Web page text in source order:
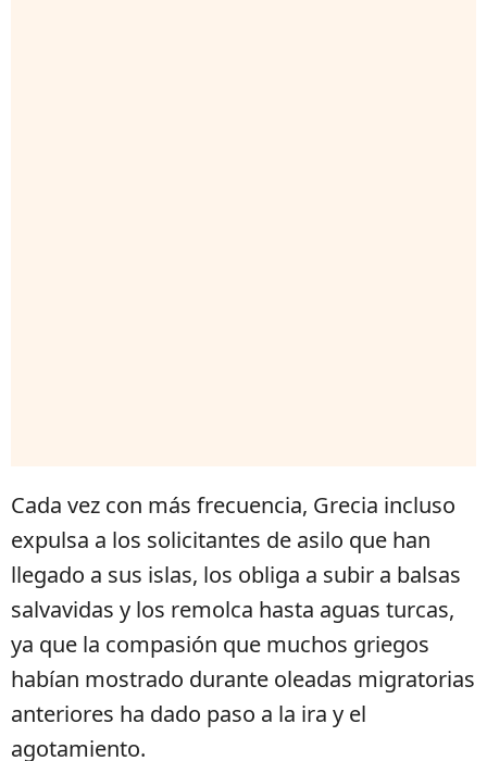
Cada vez con más frecuencia, Grecia incluso
expulsa a los solicitantes de asilo que han
llegado a sus islas, los obliga a subir a balsas
salvavidas y los remolca hasta aguas turcas,
ya que la compasión que muchos griegos
habían mostrado durante oleadas migratorias
anteriores ha dado paso a la ira y el
agotamiento.